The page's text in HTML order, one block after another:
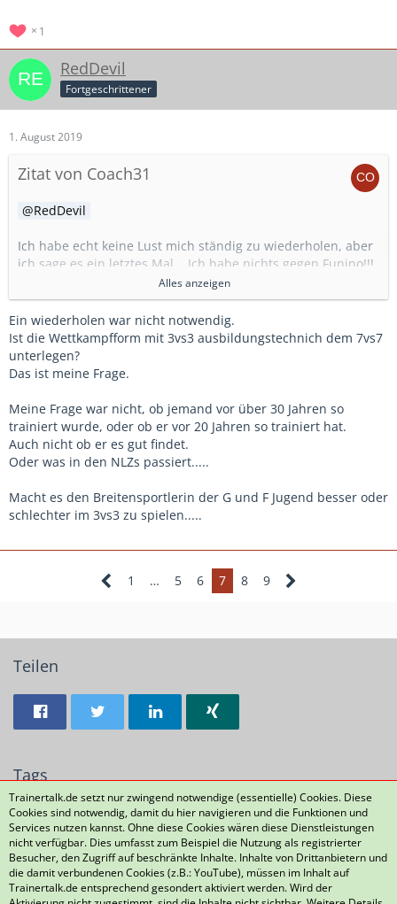
1
RedDevil
Fortgeschrittener
1. August 2019
Zitat von Coach31
RedDevil
Ich habe echt keine Lust mich ständig zu wiederholen, aber
ich sage es ein letztes Mal... Ich habe nichts gegen Funino!!!
Weder als Trainingsform ( die ich selber im Training seit 20
Jahren immer wieder einbaue und auch als Spieler vor über
30 Jahren schon im Training gespielt habe) noch als
OPTIONALE Wettkampfform.
Ich würde es nicht gut finden, dass Funino in der F oder
eingeführt wird.
Und mein erster Kritikpunkt war ohnehin der, dass das alles
ganz nett ist, wenn in der G und F Jugend Funino eingeführt
die ja nun wie Pilze aus dem Boden wachsen müssten) in
den NLZs keine Beachtung finden, weil sie zu klein oder zu
Alles anzeigen
Ein wiederholen war nicht notwendig.
Ist die Wettkampfform mit 3vs3 ausbildungstechnich dem 7vs7
unterlegen?
Das ist meine Frage.
Meine Frage war nicht, ob jemand vor über 30 Jahren so
trainiert wurde, oder ob er vor 20 Jahren so trainiert hat.
Auch nicht ob er es gut findet.
Oder was in den NLZs passiert.....
Macht es den Breitensportlerin der G und F Jugend besser oder
schlechter im 3vs3 zu spielen.....
1 … 5 6 7 8 9
Teilen
Tags
93 130
Datenschutzerklärung Kontakt Impressum
Trainertalk.de setzt nur zwingend notwendige (essentielle) Cookies. Diese
Cookies sind notwendig, damit du hier navigieren und die Funktionen und
Services nutzen kannst. Ohne diese Cookies wären diese Dienstleistungen
nicht verfügbar. Dies umfasst zum Beispiel die Nutzung als registrierter
Besucher, den Zugriff auf beschränkte Inhalte. Inhalte von Drittanbietern und
die damit verbundenen Cookies (z.B.: YouTube), müssen im Inhalt auf
Trainertalk.de entsprechend gesondert aktiviert werden. Wird der